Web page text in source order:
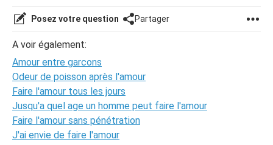
Posez votre question Partager
A voir également:
Amour entre garcons
Odeur de poisson après l'amour
Faire l'amour tous les jours
Jusqu'a quel age un homme peut faire l'amour
Faire l'amour sans pénétration
J'ai envie de faire l'amour